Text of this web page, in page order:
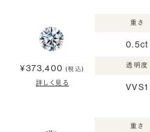
¥373,400 (税込)
詳しく見る
重さ
0.5ct
透明度
VVS1
重さ